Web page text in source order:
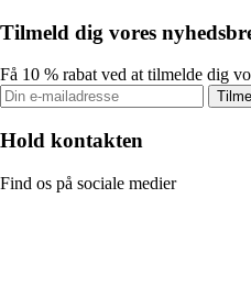
Tilmeld dig vores
Få 10 % rabat ved at tilmelde dig
Hold kontakten
Find os på sociale medier